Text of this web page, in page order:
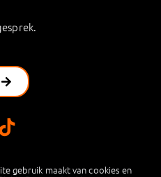
gebruik maakt van cookies en